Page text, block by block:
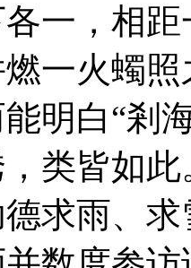
一，相
一火蠋
明白“剎
类皆如
求雨、